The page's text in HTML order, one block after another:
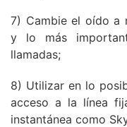
7) Cambie el oído a
y lo más
llamadas;
8) Utilizar en lo
acceso a la línea
instantánea como